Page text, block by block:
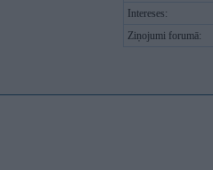
Intereses:
Ziņojumi forumā: